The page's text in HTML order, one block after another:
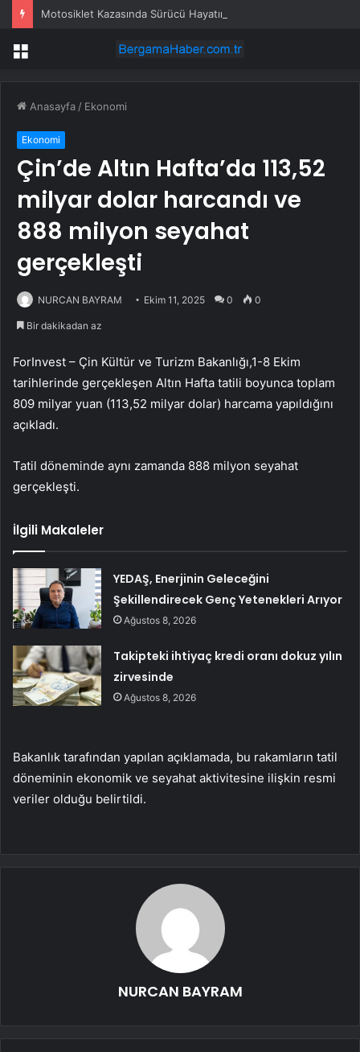
Motosiklet Kazasında Sürücü Hayatını Kaybetti
Menü
Anasayfa / Ekonomi
Ekonomi
Çin’de Altın Hafta’da 113,52
milyar dolar harcandı ve
888 milyon seyahat
gerçekleşti
NURCAN BAYRAM Ekim 11, 2025 0 0
Bir dakikadan az
ForInvest – Çin Kültür ve Turizm Bakanlığı,1-8 Ekim
tarihlerinde gerçekleşen Altın Hafta tatili boyunca toplam
809 milyar yuan (113,52 milyar dolar) harcama yapıldığını
açıkladı.
Tatil döneminde aynı zamanda 888 milyon seyahat
gerçekleşti.
İlgili Makaleler
YEDAŞ, Enerjinin Geleceğini
Şekillendirecek Genç Yetenekleri Arıyor
Ağustos 8, 2026
Takipteki ihtiyaç kredi oranı dokuz yılın
zirvesinde
Ağustos 8, 2026
Bakanlık tarafından yapılan açıklamada, bu rakamların tatil
döneminin ekonomik ve seyahat aktivitesine ilişkin resmi
veriler olduğu belirtildi.
NURCAN BAYRAM